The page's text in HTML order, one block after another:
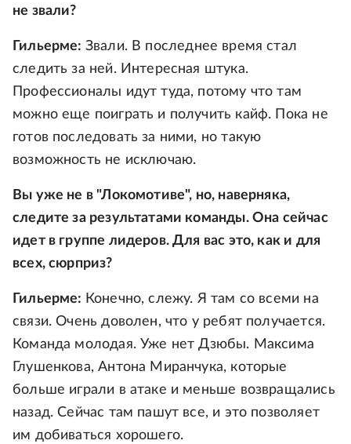
не звали?
Гильерме: Звали. В последнее время стал
следить за ней. Интересная штука.
Профессионалы идут туда, потому что там
можно еще поиграть и получить кайф. Пока не
готов последовать за ними, но такую
возможность не исключаю.
Вы уже не в "Локомотиве", но, наверняка,
следите за результатами команды. Она сейчас
идет в группе лидеров. Для вас это, как и для
всех, сюрприз?
Гильерме: Конечно, слежу. Я там со всеми на
связи. Очень доволен, что у ребят получается.
Команда молодая. Уже нет Дзюбы. Максима
Глушенкова, Антона Миранчука, которые
больше играли в атаке и меньше возвращались
назад. Сейчас там пашут все, и это позволяет
им добиваться хорошего.